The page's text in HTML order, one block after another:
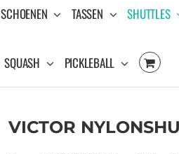
SCHOENEN TASSEN SHUTTLES
SQUASH PICKLEBALL
VICTOR